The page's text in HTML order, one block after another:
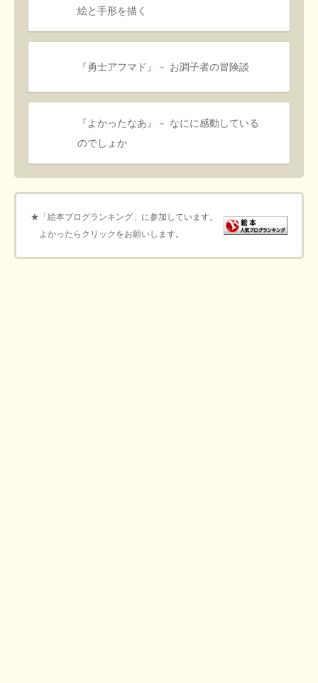
絵と手形を描く
『勇士アフマド』－ お調子者の冒険談
『よかったなあ』－ なにに感動している
のでしょか
★「絵本ブログランキング」に参加しています。
よかったらクリックをお願いします。